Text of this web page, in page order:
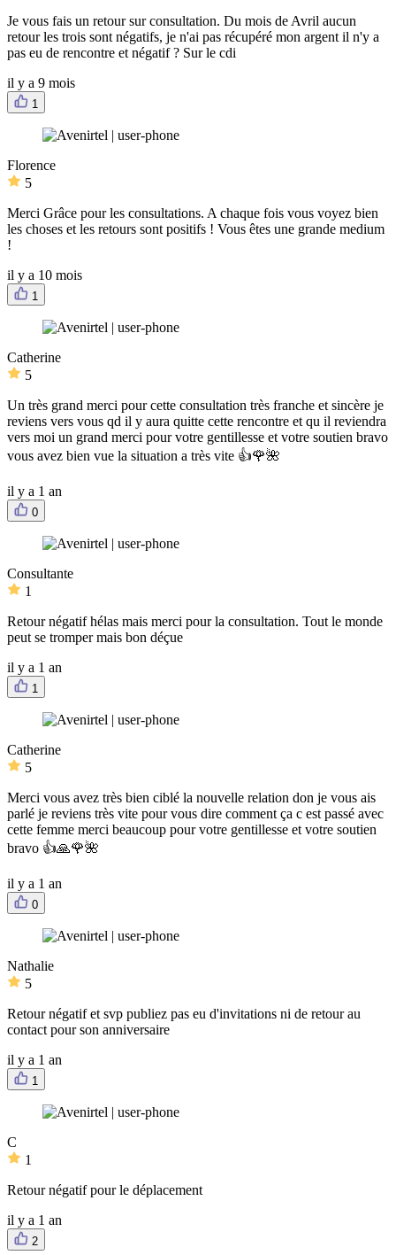
Je vous fais un retour sur consultation. Du mois de Avril aucun
retour les trois sont négatifs, je n'ai pas récupéré mon argent il n'y a
pas eu de rencontre et négatif ? Sur le cdi
il y a 9 mois
1
Florence
5
Merci Grâce pour les consultations. A chaque fois vous voyez bien
les choses et les retours sont positifs ! Vous êtes une grande medium
!
il y a 10 mois
1
Catherine
5
Un très grand merci pour cette consultation très franche et sincère je
reviens vers vous qd il y aura quitte cette rencontre et qu il reviendra
vers moi un grand merci pour votre gentillesse et votre soutien bravo
vous avez bien vue la situation a très vite 👍🌹🌺
il y a 1 an
0
Consultante
1
Retour négatif hélas mais merci pour la consultation. Tout le monde
peut se tromper mais bon déçue
il y a 1 an
1
Catherine
5
Merci vous avez très bien ciblé la nouvelle relation don je vous ais
parlé je reviens très vite pour vous dire comment ça c est passé avec
cette femme merci beaucoup pour votre gentillesse et votre soutien
bravo 👍🙏🌹🌺
il y a 1 an
0
Nathalie
5
Retour négatif et svp publiez pas eu d'invitations ni de retour au
contact pour son anniversaire
il y a 1 an
1
C
1
Retour négatif pour le déplacement
il y a 1 an
2